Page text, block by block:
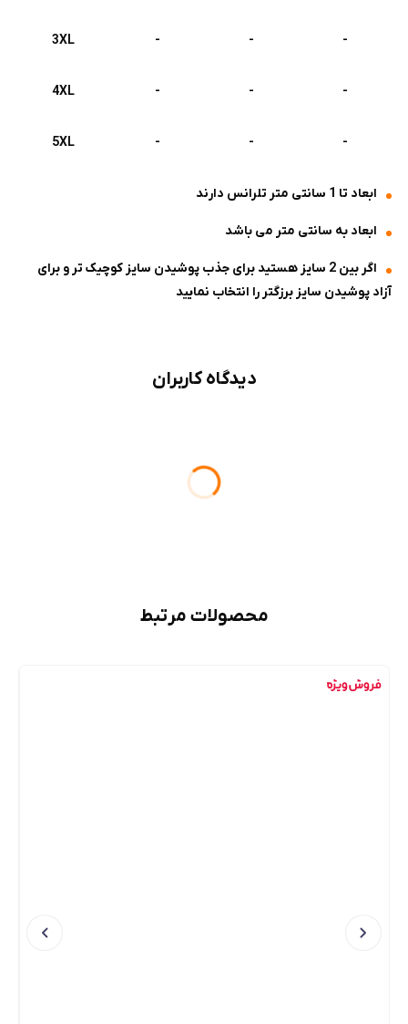
-
-
-
3XL
-
-
-
4XL
-
-
-
5XL
ابعاد تا 1 سانتی متر تلرانس دارند
ابعاد به سانتی متر می باشد
اگر بین 2 سایز هستید برای جذب پوشیدن سایز کوچیک تر و برای
آزاد پوشیدن سایز برزگتر را انتخاب نمایید
دیدگاه کاربران
محصولات مرتبط